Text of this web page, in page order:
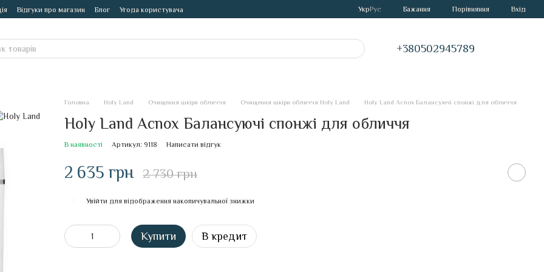
Відгуки про магазин Блог Угода користувача УкрРус Бажання Порівняння Вхід
+380502945789
Головна Holy Land Очищення шкіри обличчя Очищення шкіри обличчя Holy Land Holy Land Acnox Балансуючі спонжі для обличчя
Holy Land Acnox Балансуючі спонжі для обличчя
В наявності Артикул: 9118 Написати відгук
2 635 грн 2 730 грн
Увійти для відображення накопичувальної знижки
Купити В кредит